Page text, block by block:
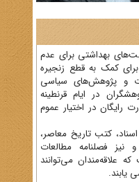
بهداشتی برای عدم
ویروس کووید 19 و برای کمک به قطع زنجیره
و پژوهش‌های سیاسی
در ایام قرنطینه
رایگان در اختیار عموم
کتب تاریخ معاصر،
نیز فصلنامه مطالعات
علاقه‌مندان می‌توانند
یابند.